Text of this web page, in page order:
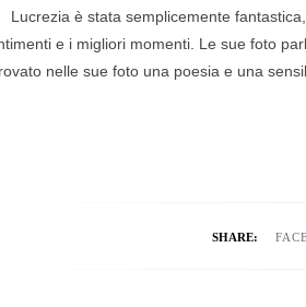
Lucrezia è stata semplicemente
e i migliori momenti. Le sue foto
nelle sue foto una poesia e una
SHARE: